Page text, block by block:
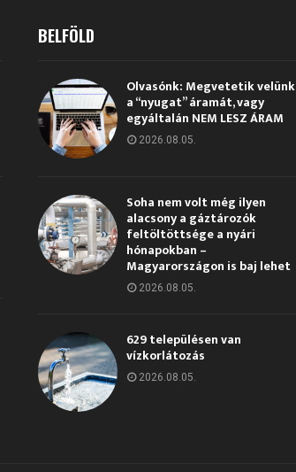
BELFÖLD
Olvasónk: Megvetetik velünk
a “nyugat” áramát, vagy
egyáltalán NEM LESZ ÁRAM
2026.08.05.
Soha nem volt még ilyen
alacsony a gáztározók
feltöltöttsége a nyári
hónapokban –
Magyarországon is baj lehet
2026.08.05.
629 településen van
vízkorlátozás
2026.08.05.